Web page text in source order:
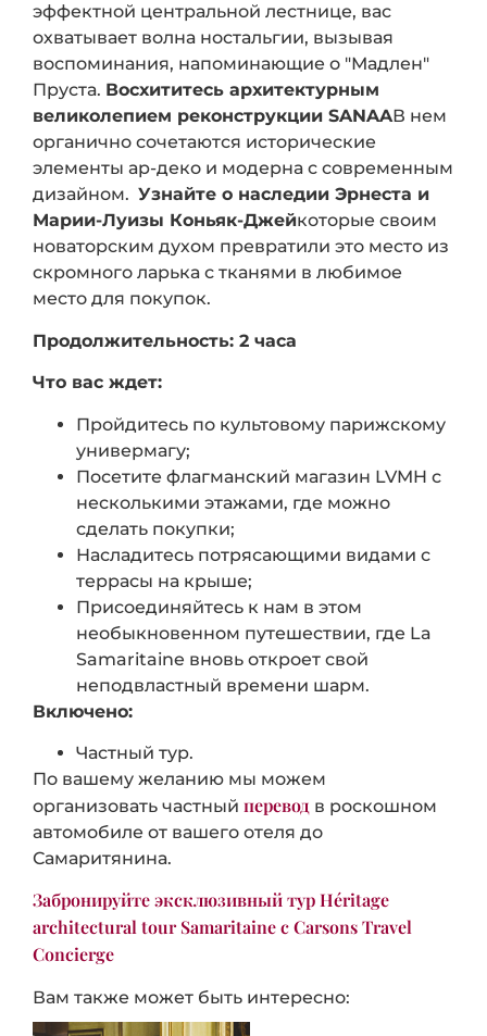
эффектной центральной лестнице, вас
охватывает волна ностальгии, вызывая
воспоминания, напоминающие о "Мадлен"
Пруста. Восхититесь архитектурным
великолепием реконструкции SANAAВ нем
органично сочетаются исторические
элементы ар-деко и модерна с современным
дизайном. Узнайте о наследии Эрнеста и
Марии-Луизы Коньяк-Джейкоторые своим
новаторским духом превратили это место из
скромного ларька с тканями в любимое
место для покупок.
Продолжительность: 2 часа
Что вас ждет:
Пройдитесь по культовому парижскому
универмагу;
Посетите флагманский магазин LVMH с
несколькими этажами, где можно
сделать покупки;
Насладитесь потрясающими видами с
террасы на крыше;
Присоединяйтесь к нам в этом
необыкновенном путешествии, где La
Samaritaine вновь откроет свой
неподвластный времени шарм.
Включено:
Частный тур.
По вашему желанию мы можем
организовать частный перевод в роскошном
автомобиле от вашего отеля до
Самаритянина.
Забронируйте эксклюзивный тур Héritage
architectural tour Samaritaine с Carsons Travel
Concierge
Вам также может быть интересно: